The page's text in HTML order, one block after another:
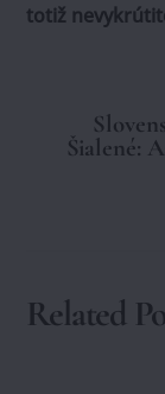
totiž
Šialené:
Related